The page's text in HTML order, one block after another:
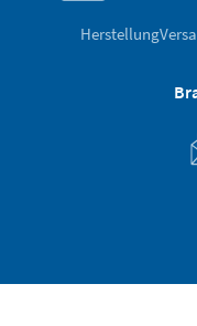
Herstellung